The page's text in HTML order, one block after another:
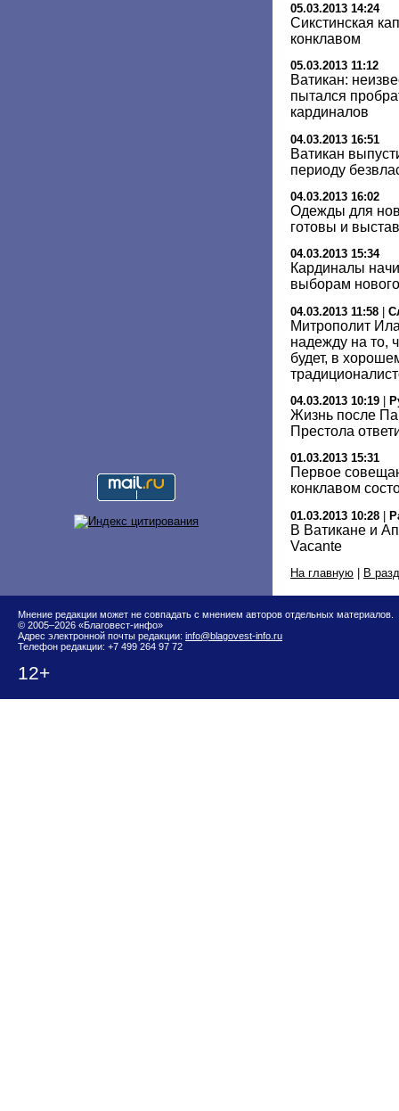
05.03.2013 14:24
Сикстинская
конклавом
05.03.2013 11:12
Ватикан:
пытался
кардиналов
04.03.2013 16:51
Ватикан
периоду
04.03.2013 16:02
Одежды для
готовы и
04.03.2013 15:34
Кардиналы
выборам
04.03.2013 11:58 |
Митрополит
надежду на то,
будет, в
04.03.2013 10:19
Жизнь после
Престола
01.03.2013 15:31
Первое
конклавом
01.03.2013 10:28 |
В Ватикане и
Vacante
На главную В
Мнение редакции может не совпадать с мнением авторов отдельных материалов.
© 2005–2026 «Благовест-инфо»
Адрес электронной почты редакции: info@blagovest-info.ru
Телефон редакции: +7 499 264 97 72
12+